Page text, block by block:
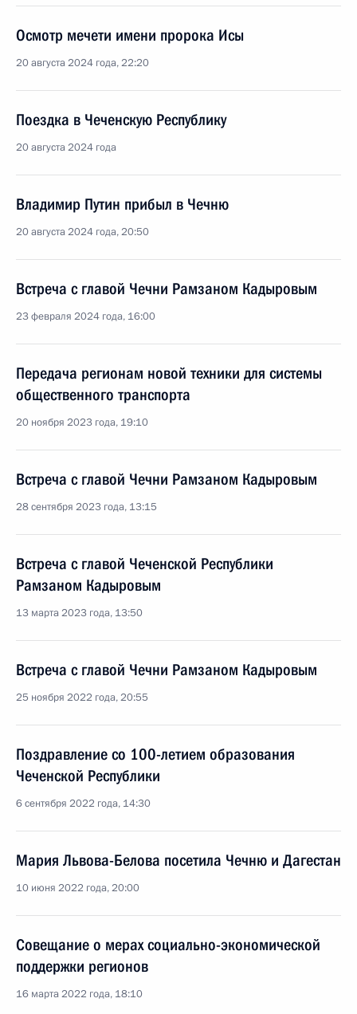
Осмотр мечети имени пророка Исы
20 августа 2024 года, 22:20
Поездка в Чеченскую Республику
20 августа 2024 года
Владимир Путин прибыл в Чечню
20 августа 2024 года, 20:50
Встреча с главой Чечни Рамзаном Кадыровым
23 февраля 2024 года, 16:00
Передача регионам новой техники для системы
общественного транспорта
20 ноября 2023 года, 19:10
Встреча с главой Чечни Рамзаном Кадыровым
28 сентября 2023 года, 13:15
Встреча с главой Чеченской Республики
Рамзаном Кадыровым
13 марта 2023 года, 13:50
Встреча с главой Чечни Рамзаном Кадыровым
25 ноября 2022 года, 20:55
Поздравление со 100-летием образования
Чеченской Республики
6 сентября 2022 года, 14:30
Мария Львова-Белова посетила Чечню и Дагестан
10 июня 2022 года, 20:00
Совещание о мерах социально-экономической
поддержки регионов
16 марта 2022 года, 18:10